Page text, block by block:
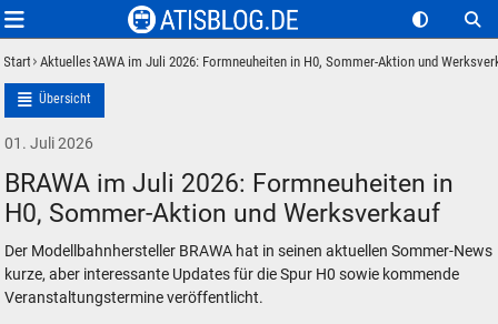
Start AktuellesBRAWA im Juli 2026: Formneuheiten in H0, Sommer-Aktion und
Übersicht
01. Juli 2026
BRAWA im Juli 2026: Formneuheiten in
H0, Sommer-Aktion und Werksverkauf
Der Modellbahnhersteller BRAWA hat in seinen aktuellen Sommer-News
kurze, aber interessante Updates für die Spur H0 sowie kommende
Veranstaltungstermine veröffentlicht.